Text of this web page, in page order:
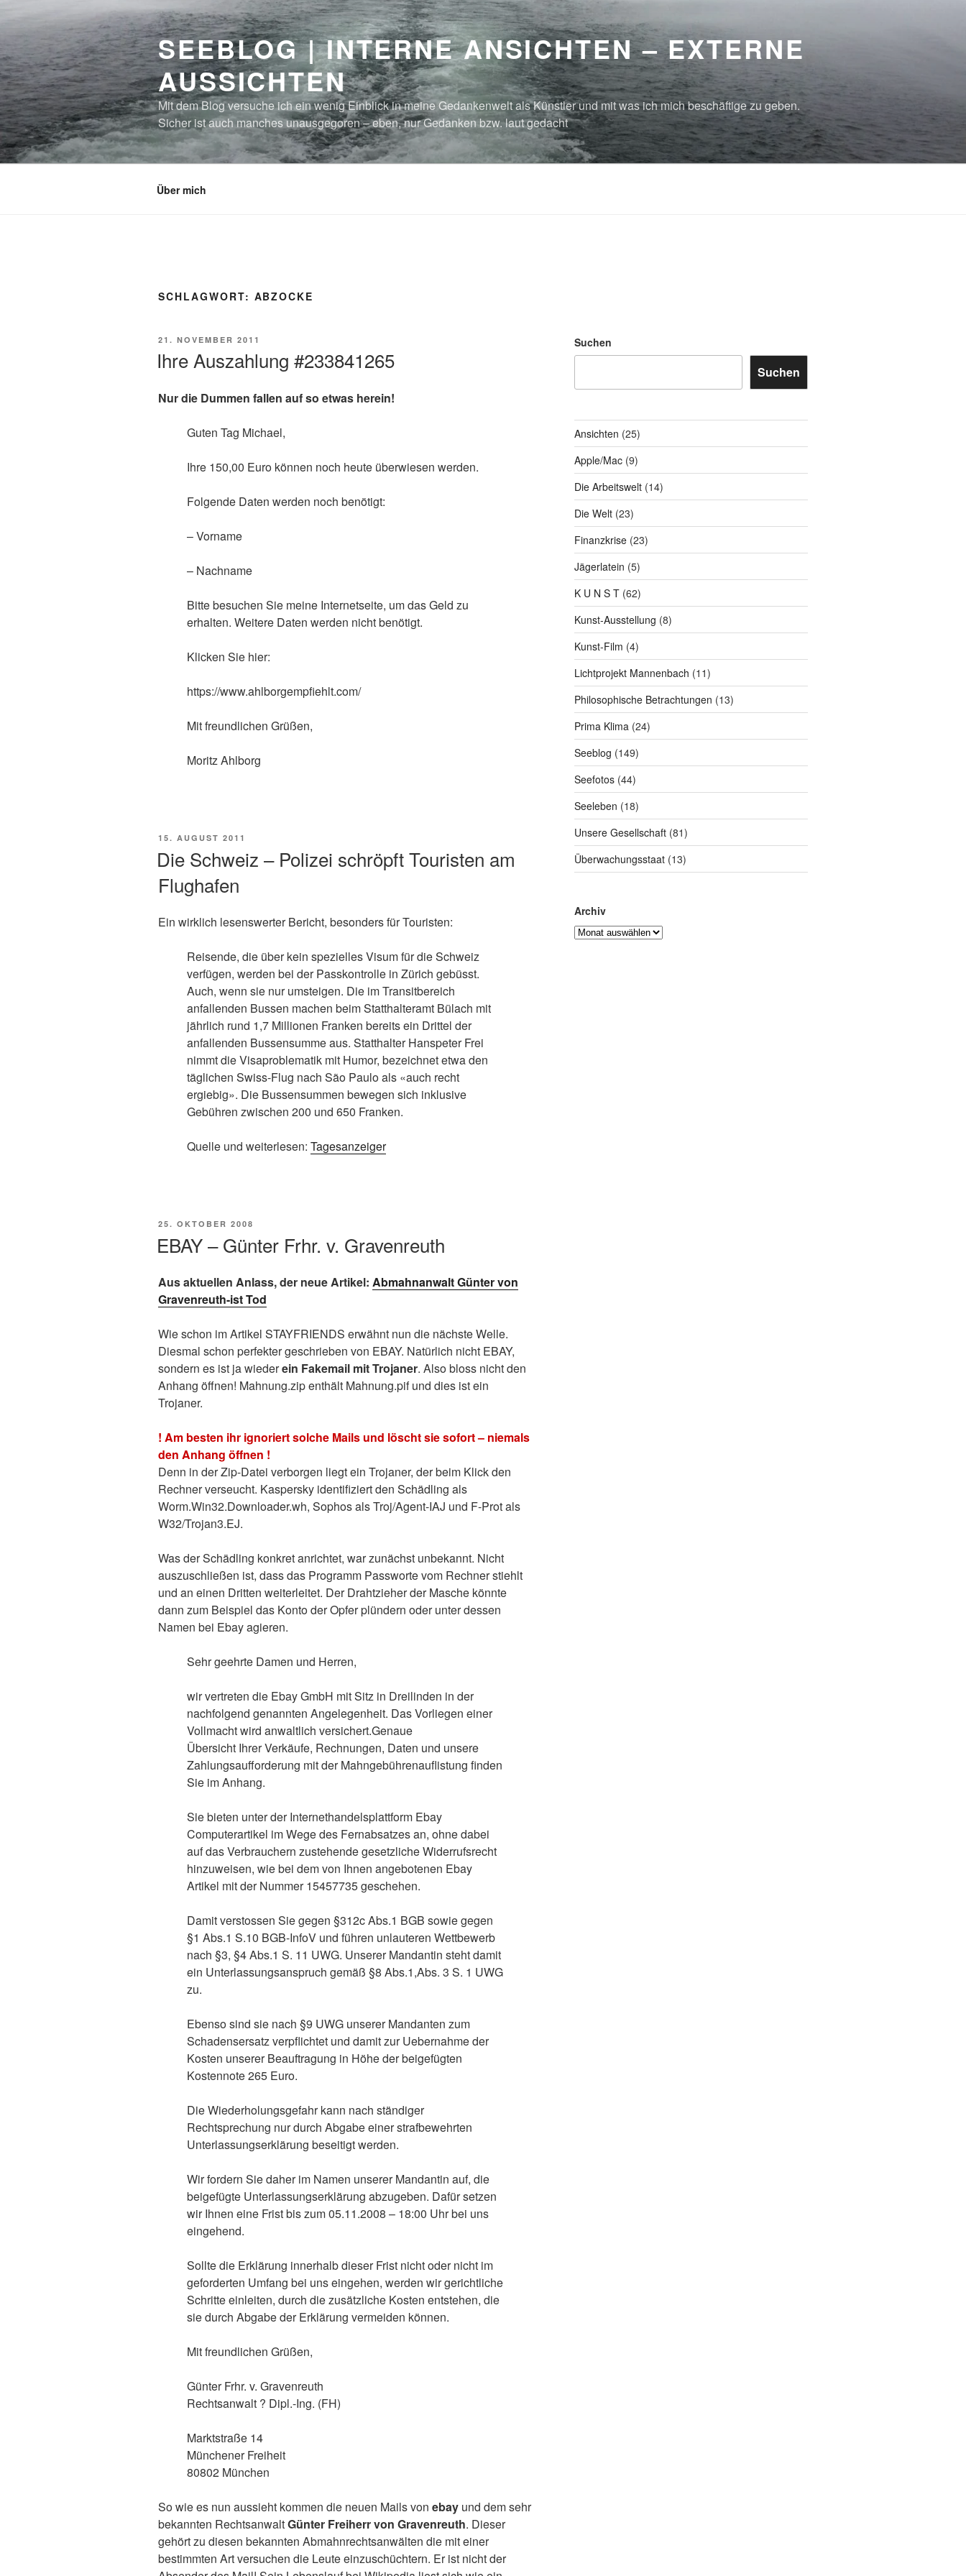
Inhalt
springen
SEEBLOG | INTERNE ANSICHTEN – EXTERNE
AUSSICHTEN
Mit dem Blog versuche ich ein wenig Einblick in meine Gedankenwelt als Künstler und mit was ich mich beschäftige zu geben.
Sicher ist auch manches unausgegoren – eben, nur Gedanken bzw. laut gedacht
Über mich
SCHLAGWORT: ABZOCKE
VERÖFFENTLICHT
21. NOVEMBER 2011
Ihre Auszahlung #233841265
Nur die Dummen fallen auf so etwas herein!
Guten Tag Michael,
Ihre 150,00 Euro können noch heute überwiesen werden.
Folgende Daten werden noch benötigt:
– Vorname
– Nachname
Bitte besuchen Sie meine Internetseite, um das Geld zu
erhalten. Weitere Daten werden nicht benötigt.
Klicken Sie hier:
https://www.ahlborgempfiehlt.com/
Mit freundlichen Grüßen,
Moritz Ahlborg
VERÖFFENTLICHT
15. AUGUST 2011
Die Schweiz – Polizei schröpft Touristen am
Flughafen
Ein wirklich lesenswerter Bericht, besonders für Touristen:
Reisende, die über kein spezielles Visum für die Schweiz
verfügen, werden bei der Passkontrolle in Zürich gebüsst.
Auch, wenn sie nur umsteigen. Die im Transitbereich
anfallenden Bussen machen beim Statthalteramt Bülach mit
jährlich rund 1,7 Millionen Franken bereits ein Drittel der
anfallenden Bussensumme aus. Statthalter Hanspeter Frei
nimmt die Visaproblematik mit Humor, bezeichnet etwa den
täglichen Swiss-Flug nach São Paulo als «auch recht
ergiebig». Die Bussensummen bewegen sich inklusive
Gebühren zwischen 200 und 650 Franken.
Quelle und weiterlesen: Tagesanzeiger
VERÖFFENTLICHT
25. OKTOBER 2008
EBAY – Günter Frhr. v. Gravenreuth
Aus aktuellen Anlass, der neue Artikel: Abmahnanwalt Günter von
Gravenreuth-ist Tod
Wie schon im Artikel STAYFRIENDS erwähnt nun die nächste Welle.
Diesmal schon perfekter geschrieben von EBAY. Natürlich nicht EBAY,
sondern es ist ja wiederein Fakemail mit Trojaner. Also bloss nicht den
Anhang öffnen! Mahnung.zip enthält Mahnung.pif und dies ist ein
Trojaner.
! Am besten ihr ignoriert solche Mails und löscht sie sofort – niemals
den Anhang öffnen !
Denn in der Zip-Datei verborgen liegt ein Trojaner, der beim Klick den
Rechner verseucht. Kaspersky identifiziert den Schädling als
Worm.Win32.Downloader.wh, Sophos als Troj/Agent-IAJ und F-Prot als
W32/Trojan3.EJ.
Was der Schädling konkret anrichtet, war zunächst unbekannt. Nicht
auszuschließen ist, dass das Programm Passworte vom Rechner stiehlt
und an einen Dritten weiterleitet. Der Drahtzieher der Masche könnte
dann zum Beispiel das Konto der Opfer plündern oder unter dessen
Namen bei Ebay agieren.
Sehr geehrte Damen und Herren,
wir vertreten die Ebay GmbH mit Sitz in Dreilinden in der
nachfolgend genannten Angelegenheit. Das Vorliegen einer
Vollmacht wird anwaltlich versichert.Genaue
Übersicht Ihrer Verkäufe, Rechnungen, Daten und unsere
Zahlungsaufforderung mit der Mahngebührenauflistung finden
Sie im Anhang.
Sie bieten unter der Internethandelsplattform Ebay
Computerartikel im Wege des Fernabsatzes an, ohne dabei
auf das Verbrauchern zustehende gesetzliche Widerrufsrecht
hinzuweisen, wie bei dem von Ihnen angebotenen Ebay
Artikel mit der Nummer 15457735 geschehen.
Damit verstossen Sie gegen §312c Abs.1 BGB sowie gegen
§1 Abs.1 S.10 BGB-InfoV und führen unlauteren Wettbewerb
nach §3, §4 Abs.1 S. 11 UWG. Unserer Mandantin steht damit
ein Unterlassungsanspruch gemäß §8 Abs.1,Abs. 3 S. 1 UWG
zu.
Ebenso sind sie nach §9 UWG unserer Mandanten zum
Schadensersatz verpflichtet und damit zur Uebernahme der
Kosten unserer Beauftragung in Höhe der beigefügten
Kostennote 265 Euro.
Die Wiederholungsgefahr kann nach ständiger
Rechtsprechung nur durch Abgabe einer strafbewehrten
Unterlassungserklärung beseitigt werden.
Wir fordern Sie daher im Namen unserer Mandantin auf, die
beigefügte Unterlassungserklärung abzugeben. Dafür setzen
wir Ihnen eine Frist bis zum 05.11.2008 – 18:00 Uhr bei uns
eingehend.
Sollte die Erklärung innerhalb dieser Frist nicht oder nicht im
geforderten Umfang bei uns eingehen, werden wir gerichtliche
Schritte einleiten, durch die zusätzliche Kosten entstehen, die
sie durch Abgabe der Erklärung vermeiden können.
Mit freundlichen Grüßen,
Günter Frhr. v. Gravenreuth
Rechtsanwalt ? Dipl.-Ing. (FH)
Marktstraße 14
Münchener Freiheit
80802 München
So wie es nun aussieht kommen die neuen Mails von ebay und dem sehr
bekannten RechtsanwaltGünter Freiherr von Gravenreuth. Dieser
gehört zu diesen bekannten Abmahnrechtsanwälten die mit einer
bestimmten Art versuchen die Leute einzuschüchtern. Er ist nicht der
Suchen
Suchen
Ansichten (25)
Apple/Mac(9)
Die Arbeitswelt(14)
Die Welt(23)
Finanzkrise(23)
Jägerlatein (5)
K U N S T(62)
Kunst-Ausstellung (8)
Kunst-Film (4)
Lichtprojekt Mannenbach (11)
Philosophische Betrachtungen (13)
Prima Klima (24)
Seeblog (149)
Seefotos(44)
Seeleben (18)
Unsere Gesellschaft(81)
Überwachungsstaat(13)
Archiv